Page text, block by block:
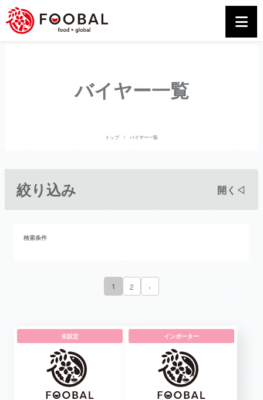
バイヤー一覧
トップ バイヤー一覧
絞り込み 開く◁
検索条件
1 2 ›
未設定 インポーター